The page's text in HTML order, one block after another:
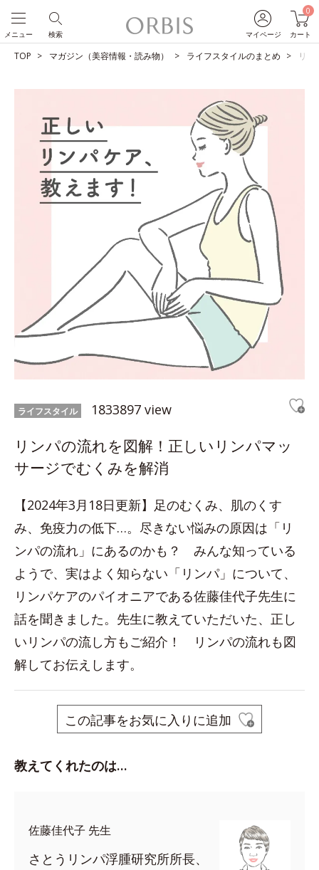
マイページ
0
カート
検索
メニュー
TOP マガジン（美容情報・読み物） ライフスタイルのまとめ リ
ライフスタイル 1833897 view
リンパの流れを図解！正しいリンパマッ
サージでむくみを解消
【2024年3月18日更新】足のむくみ、肌のくす
み、免疫力の低下…。尽きない悩みの原因は「リ
ンパの流れ」にあるのかも？ みんな知っている
ようで、実はよく知らない「リンパ」について、
リンパケアのパイオニアである佐藤佳代子先生に
話を聞きました。先生に教えていただいた、正し
いリンパの流し方もご紹介！ リンパの流れも図
解してお伝えします。
この記事をお気に入りに追加
教えてくれたのは…
佐藤佳代子 先生
さとうリンパ浮腫研究所所長、